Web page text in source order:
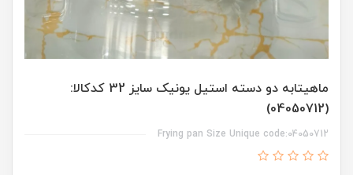
ماهیتابه دو دسته استیل یونیک سایز 32 کدکالا:
(04050712)
04050712:Frying pan Size Unique code